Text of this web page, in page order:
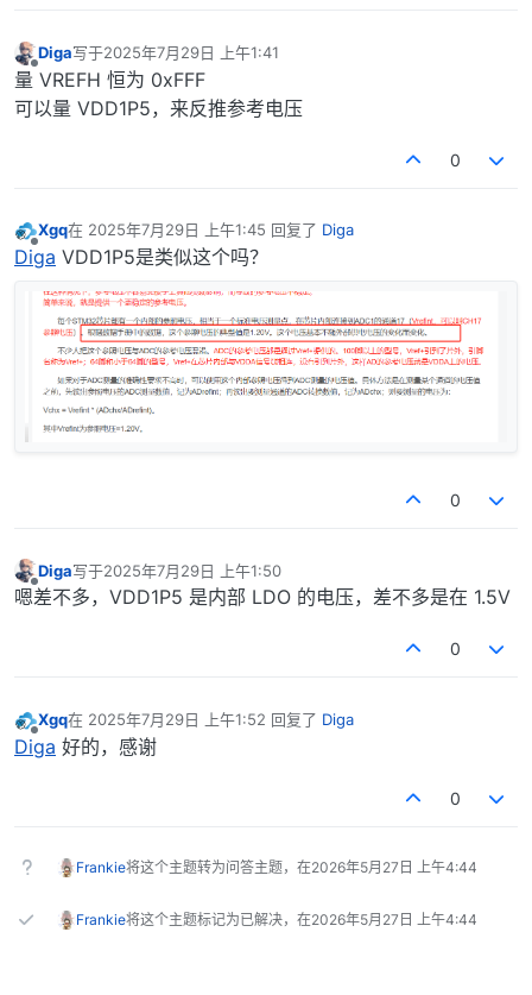
离线
Diga写于2025年7月29日 上午1:41
最后由 编辑
量 VREFH 恒为 0xFFF
可以量 VDD1P5，来反推参考电压
0
离线
Xgq在 2025年7月29日 上午1:45 回复了 Diga
最后由 编辑
Diga VDD1P5是类似这个吗？
0
离线
Diga写于2025年7月29日 上午1:50
最后由 编辑
嗯差不多，VDD1P5 是内部 LDO 的电压，差不多是在 1.5V
0
离线
Xgq在 2025年7月29日 上午1:52 回复了 Diga
最后由 编辑
Diga 好的，感谢
0
Frankie将这个主题转为问答主题，在2026年5月27日 上午4:44
Frankie将这个主题标记为已解决，在2026年5月27日 上午4:44